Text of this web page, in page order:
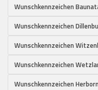
Wunschkennzeichen
Wunschkennzeichen
Wunschkennzeichen
Wunschkennzeichen
Wunschkennzeichen Herborn